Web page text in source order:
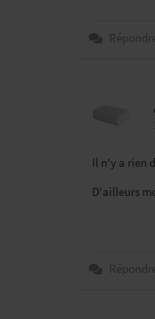
Il n'y a rien
D'ailleurs